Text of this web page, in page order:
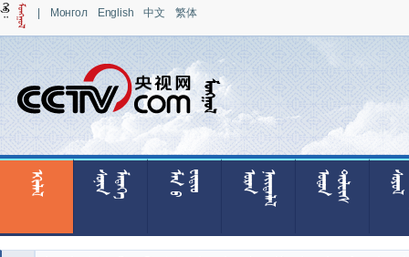
| Монгол English 中文 繁体
 








  







  









  







  











